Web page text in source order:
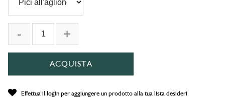
ACQUISTA
Effettua il login per aggiungere un prodotto alla tua lista desideri